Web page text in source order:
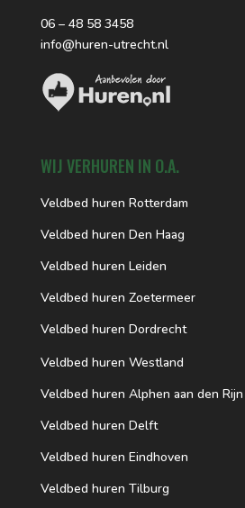
06 – 48 58 3458
info@huren-utrecht.nl
WIJ VERHUREN IN O.A.
Veldbed huren Rotterdam
Veldbed huren Den Haag
Veldbed huren Leiden
Veldbed huren Zoetermeer
Veldbed huren Dordrecht
Veldbed huren Westland
Veldbed huren Alphen aan den Rijn
Veldbed huren Delft
Veldbed huren Eindhoven
Veldbed huren Tilburg